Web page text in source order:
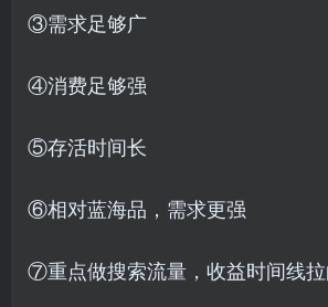
③需求足够广
④消费足够强
⑤存活时间长
⑥相对蓝海品，需求更强
⑦重点做搜索流量，收益时间线